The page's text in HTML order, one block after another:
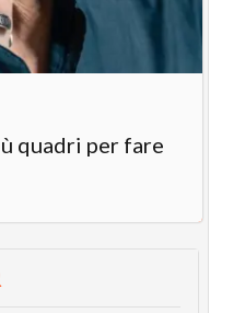
quadri per fare